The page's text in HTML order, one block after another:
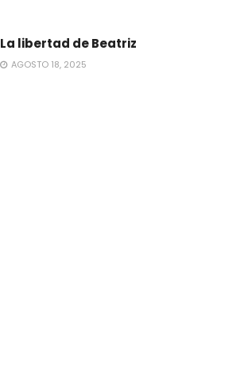
La libertad de Beatriz
AGOSTO 18, 2025